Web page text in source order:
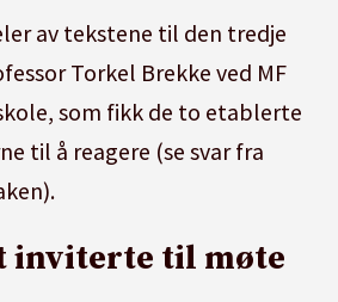
av tekstene til den tredje
Torkel Brekke ved MF
som fikk de to etablerte
til å reagere (se svar fra
inviterte til møte